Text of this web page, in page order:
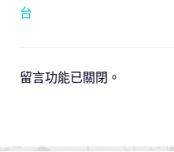
台
留言功能已關閉。